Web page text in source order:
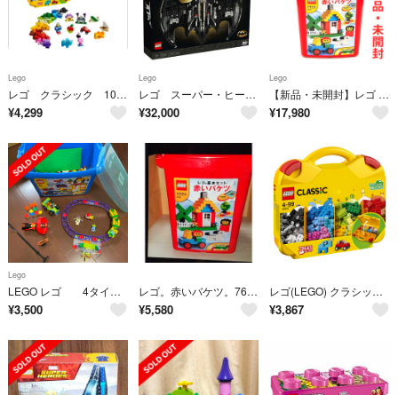
Lego
レゴ クラシック 10713 アイデアパーツ 収納ケースつき 誕生日 入学 卒業
¥4,299
Lego
レゴ スーパー・ヒーローズ 1989 バットウイング 76161
¥32,000
Lego
【新品・未開封】レゴ 基本セット 赤いバケツ 7616
¥17,980
Lego
LEGO レゴ 4タイトル
¥3,500
レゴ。赤いバケツ。7616
¥5,580
レゴ(LEGO) クラシック アイデアパーツ(収納ケースつき) 10713 21
¥3,867